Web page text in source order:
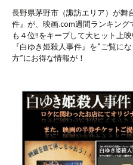
長野県茅野市（諏訪エリア）が舞
件』が、映画.com週間ランキン
も４位!!をキープして大ヒット上
『白ゆき姫殺人事件』を”ご覧に
方”にお得な情報が！